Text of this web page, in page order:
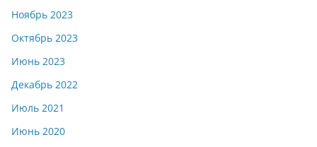
Ноябрь 2023
Октябрь 2023
Июнь 2023
Декабрь 2022
Июль 2021
Июнь 2020